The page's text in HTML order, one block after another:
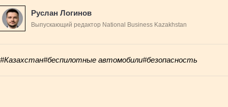
Руслан Логинов
Выпускающий редактор National Business Kazakhstan
#Казахстан#беспилотные автомобили#безопасность